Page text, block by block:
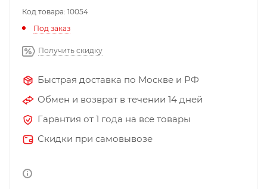
Код товара: 10054
Под заказ
Получить скидку
Быстрая доставка по Москве и РФ
Обмен и возврат в течении 14 дней
Гарантия от 1 года на все товары
Скидки при самовывозе